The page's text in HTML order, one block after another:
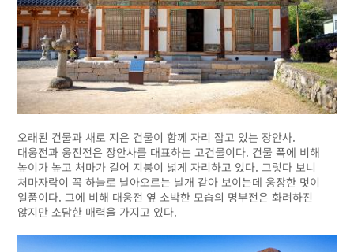
오래된 건물과 새로 지은 건물이 함께 자리 잡고 있는 장안사.
대웅전과 웅진전은 장안사를 대표하는 고건물이다. 건물 폭에 비해
높이가 높고 처마가 길어 지붕이 넓게 자리하고 있다. 그렇다 보니
처마자락이 꼭 하늘로 날아오르는 날개 같아 보이는데 웅장한 멋이
일품이다. 그에 비해 대웅전 옆 소박한 모습의 명부전은 화려하진
않지만 소담한 매력을 가지고 있다.